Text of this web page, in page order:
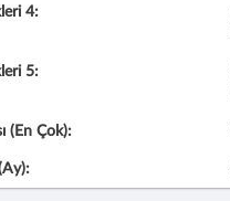
4:
5:
(En Çok):